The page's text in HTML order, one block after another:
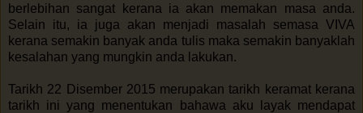
berlebihan sangat kerana ia akan memakan masa anda.
Selain itu, ia juga akan menjadi masalah semasa VIVA
kerana semakin banyak anda tulis maka semakin banyaklah
kesalahan yang mungkin anda lakukan.
Tarikh 22 Disember 2015 merupakan tarikh keramat kerana
tarikh ini yang menentukan bahawa aku layak mendapat